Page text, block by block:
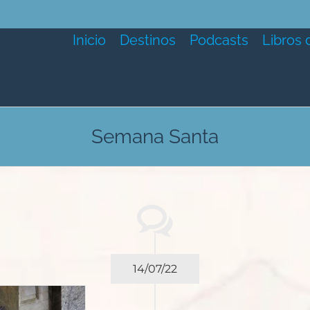
Inicio Destinos Podcasts Libros
Semana Santa
14/07/22